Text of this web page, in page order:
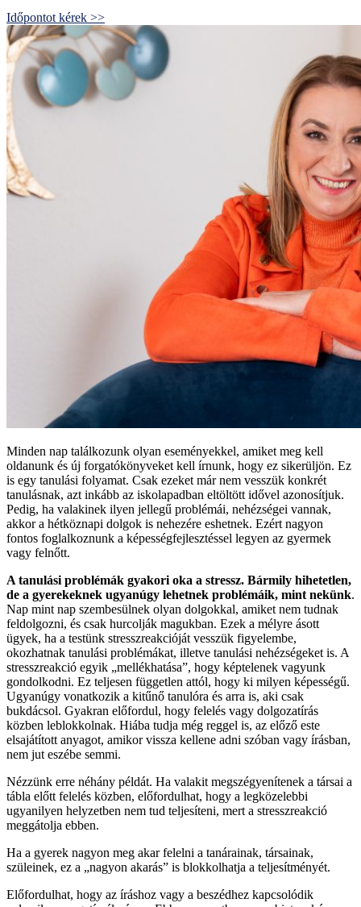
Időpontot kérek >>
Minden nap találkozunk olyan eseményekkel, amiket meg kell
oldanunk és új forgatókönyveket kell írnunk, hogy ez sikerüljön. Ez
is egy tanulási folyamat. Csak ezeket már nem vesszük konkrét
tanulásnak, azt inkább az iskolapadban eltöltött idővel azonosítjuk.
Pedig, ha valakinek ilyen jellegű problémái, nehézségei vannak,
akkor a hétköznapi dolgok is nehezére eshetnek. Ezért nagyon
fontos foglalkoznunk a képességfejlesztéssel legyen az gyermek
vagy felnőtt.
A tanulási problémák gyakori oka a stressz. Bármily hihetetlen,
de a gyerekeknek ugyanúgy lehetnek problémáik, mint nekünk.
Nap mint nap szembesülnek olyan dolgokkal, amiket nem tudnak
feldolgozni, és csak hurcolják magukban. Ezek a mélyre ásott
ügyek, ha a testünk stresszreakcióját vesszük figyelembe,
okozhatnak tanulási problémákat, illetve tanulási nehézségeket is. A
stresszreakció egyik „mellékhatása”, hogy képtelenek vagyunk
gondolkodni. Ez teljesen független attól, hogy ki milyen képességű.
Ugyanúgy vonatkozik a kitűnő tanulóra és arra is, aki csak
bukdácsol. Gyakran előfordul, hogy felelés vagy dolgozatírás
közben leblokkolnak. Hiába tudja még reggel is, az előző este
elsajátított anyagot, amikor vissza kellene adni szóban vagy írásban,
nem jut eszébe semmi.
Nézzünk erre néhány példát. Ha valakit megszégyenítenek a társai a
tábla előtt felelés közben, előfordulhat, hogy a legközelebbi
ugyanilyen helyzetben nem tud teljesíteni, mert a stresszreakció
meggátolja ebben.
Ha a gyerek nagyon meg akar felelni a tanárainak, társainak,
szüleinek, ez a „nagyon akarás” is blokkolhatja a teljesítményét.
Előfordulhat, hogy az íráshoz vagy a beszédhez kapcsolódik